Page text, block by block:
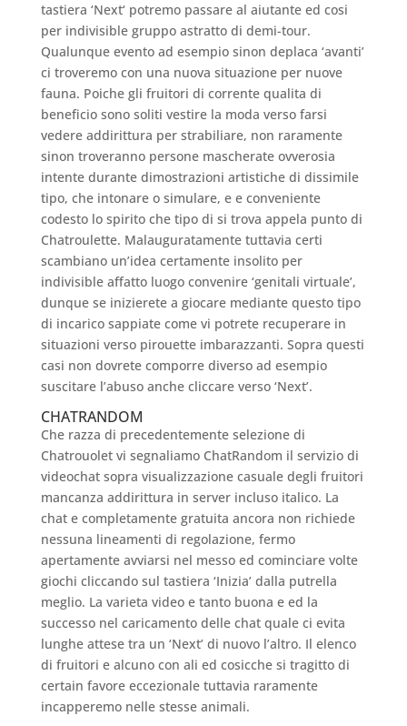
tastiera ‘Next‘ potremo passare al aiutante ed cosi
per indivisible gruppo astratto di demi-tour.
Qualunque evento ad esempio sinon deplaca ‘avanti’
ci troveremo con una nuova situazione per nuove
fauna. Poiche gli fruitori di corrente qualita di
beneficio sono soliti vestire la moda verso farsi
vedere addirittura per strabiliare, non raramente
sinon troveranno persone mascherate ovverosia
intente durante dimostrazioni artistiche di dissimile
tipo, che intonare o simulare, e e conveniente
codesto lo spirito che tipo di si trova appela punto di
Chatroulette. Malauguratamente tuttavia certi
scambiano un’idea certamente insolito per
indivisible affatto luogo convenire ‘genitali virtuale’,
dunque se inizierete a giocare mediante questo tipo
di incarico sappiate come vi potrete recuperare in
situazioni verso pirouette imbarazzanti. Sopra questi
casi non dovrete comporre diverso ad esempio
suscitare l’abuso anche cliccare verso ‘Next’.
CHATRANDOM
Che razza di precedentemente selezione di
Chatrouolet vi segnaliamo ChatRandom il servizio di
videochat sopra visualizzazione casuale degli fruitori
mancanza addirittura in server incluso italico. La
chat e completamente gratuita ancora non richiede
nessuna lineamenti di regolazione, fermo
apertamente avviarsi nel messo ed cominciare volte
giochi cliccando sul tastiera ‘Inizia’ dalla putrella
meglio. La varieta video e tanto buona e ed la
successo nel caricamento delle chat quale ci evita
lunghe attese tra un ‘Next’ di nuovo l’altro. Il elenco
di fruitori e alcuno con ali ed cosicche si tragitto di
certain favore eccezionale tuttavia raramente
incapperemo nelle stesse animali.